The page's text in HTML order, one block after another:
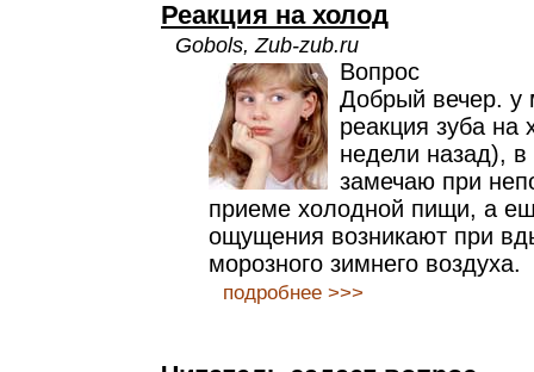
Реакция на холод
Gobols, Zub-zub.ru
Вопрос
Добрый вечер. у
реакция зуба на
недели назад), в
замечаю при
приеме холодной пищи, а
ощущения возникают при
морозного зимнего воздуха.
подробнее >>>